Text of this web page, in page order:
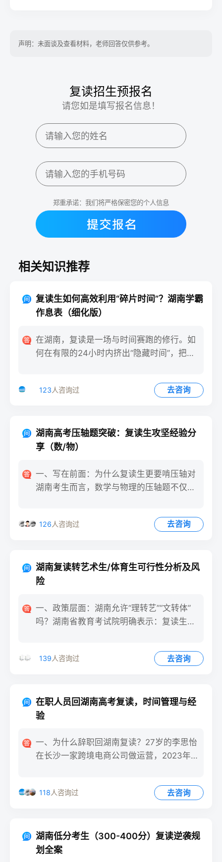
声明：未面谈及查看材料，老师回答仅供参考。
复读招生预报名
请您如是填写报名信息！
郑重承诺：我们将严格保密您的个人信息
相关知识推荐
复读生如何高效利用“碎片时间”？湖南学霸
作息表（细化版）
在湖南，复读是一场与时间赛跑的修行。如
何在有限的24小时内挤出“隐藏时间”，把每
123人咨询过 去咨询
湖南高考压轴题突破：复读生攻坚经验分
享（数/物）
一、写在前面：为什么复读生更要啃压轴对
湖南考生而言，数学与物理的压轴题不仅决
126人咨询过 去咨询
湖南复读转艺术生/体育生可行性分析及风
险
一、政策层面：湖南允许“理转艺”“文转体”
吗？湖南省教育考试院明确表示：复读生可
139人咨询过 去咨询
在职人员回湖南高考复读，时间管理与经
验
一、为什么辞职回湖南复读？27岁的李思怡
在长沙一家跨境电商公司做运营，2023年高
118人咨询过 去咨询
湖南低分考生（300-400分）复读逆袭规
划全案